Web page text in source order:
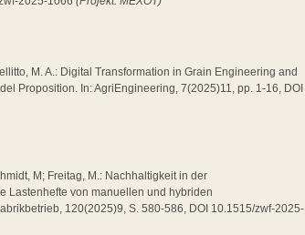
M. A.: Digital Transformation in Grain Engineering and
Proposition. In: AgriEngineering, 7(2025)11, pp. 1-16, DOI
M; Freitag, M.: Nachhaltigkeit in der
Lastenhefte von manuellen und hybriden
120(2025)9, S. 580-586, DOI 10.1515/zwf-2025-